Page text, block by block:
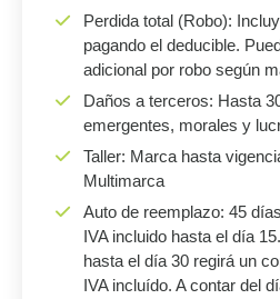
Perdida total (Robo):
pagando el deducible.
adicional por robo según
Daños a terceros: Hasta
emergentes, morales y
Taller: Marca hasta
Multimarca
Auto de reemplazo: 45
IVA incluido hasta el día
hasta el día 30 regirá un
IVA incluído. A contar del